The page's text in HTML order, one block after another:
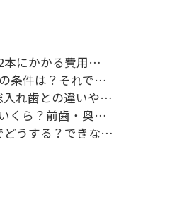
本にかかる費用…
条件は？それで…
入れ歯との違いや…
くら？前歯・奥…
どうする？できな…